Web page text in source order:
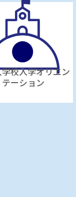
学校入学オリエン
テーション